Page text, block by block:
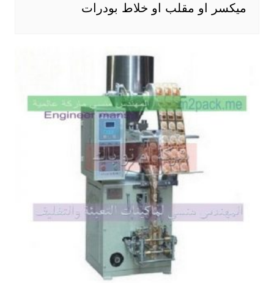
ميكسر او مقلب او خلاط بودرات